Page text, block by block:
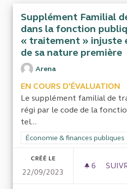
Supplément Familial
dans la fonction
« traitement » injuste
de sa nature première
Arena
EN COURS D'ÉVALUATION
Le supplément familial de
régi par le code de la
tel...
Filtrer les résultats de la
Économie & finances publiques
CRÉÉ LE
22/09/2023
6 6